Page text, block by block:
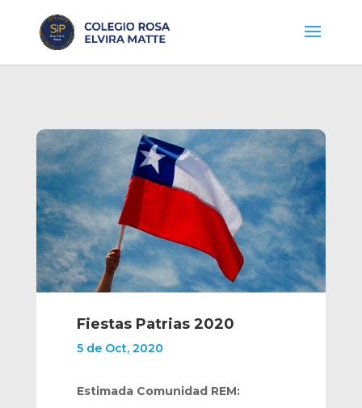
Fiestas Patrias 2020
5 de Oct, 2020
Estimada Comunidad REM: